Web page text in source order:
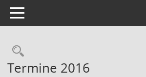
Toggle navigation
Rechercheauswahl
Termine 2016